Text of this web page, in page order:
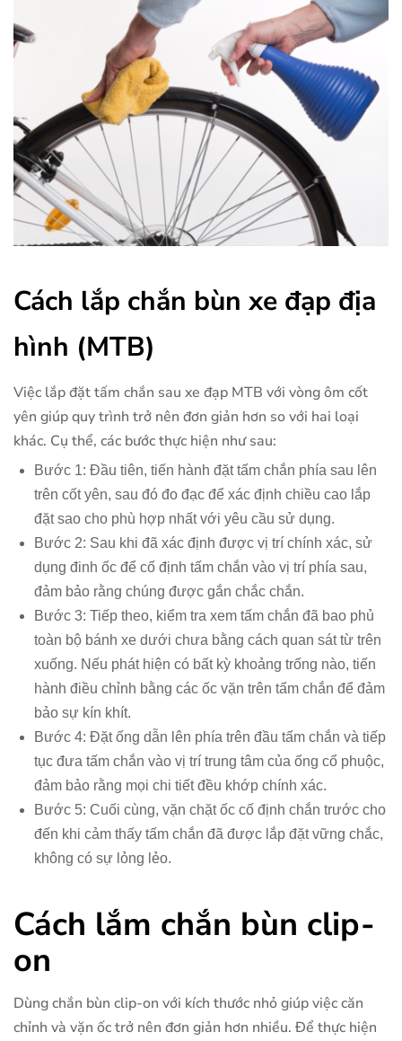
Cách lắp chắn bùn xe đạp địa
hình (MTB)
Việc lắp đặt tấm chắn sau xe đạp MTB với vòng ôm cốt
yên giúp quy trình trở nên đơn giản hơn so với hai loại
khác. Cụ thể, các bước thực hiện như sau:
Bước 1: Đầu tiên, tiến hành đặt tấm chắn phía sau lên
trên cốt yên, sau đó đo đạc để xác định chiều cao lắp
đặt sao cho phù hợp nhất với yêu cầu sử dụng.
Bước 2: Sau khi đã xác định được vị trí chính xác, sử
dụng đinh ốc để cố định tấm chắn vào vị trí phía sau,
đảm bảo rằng chúng được gắn chắc chắn.
Bước 3: Tiếp theo, kiểm tra xem tấm chắn đã bao phủ
toàn bộ bánh xe dưới chưa bằng cách quan sát từ trên
xuống. Nếu phát hiện có bất kỳ khoảng trống nào, tiến
hành điều chỉnh bằng các ốc vặn trên tấm chắn để đảm
bảo sự kín khít.
Bước 4: Đặt ống dẫn lên phía trên đầu tấm chắn và tiếp
tục đưa tấm chắn vào vị trí trung tâm của ống cổ phuộc,
đảm bảo rằng mọi chi tiết đều khớp chính xác.
Bước 5: Cuối cùng, vặn chặt ốc cố định chắn trước cho
đến khi cảm thấy tấm chắn đã được lắp đặt vững chắc,
không có sự lỏng lẻo.
Cách lắm chắn bùn clip-
on
Dùng chắn bùn clip-on với kích thước nhỏ giúp việc căn
chỉnh và vặn ốc trở nên đơn giản hơn nhiều. Để thực hiện